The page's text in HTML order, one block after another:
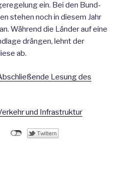
ein. Bei den Bund-
stehen noch in diesem Jahr
Während die Länder auf eine
drängen, lehnt der
ab.
Lesung des
und Infrastruktur